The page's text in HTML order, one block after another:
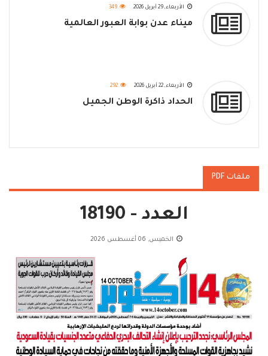
الأربعاء, 29 أبريل 2026 349
ميناء عدن بوابة العبور العالمية
الأربعاء, 22 أبريل 2026 292
الحداد ذاكرة الوطن الجميل
ملفات PDF
العدد - 18190
الخميس, 06 أغسطس 2026